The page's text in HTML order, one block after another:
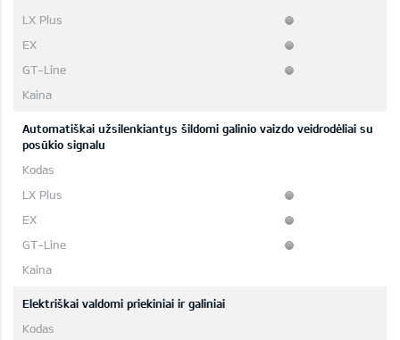
Automatiškai užsilenkiantys šildomi galinio vaizdo veidrodėliai su
posūkio signalu
Elektriškai valdomi priekiniai ir galiniai